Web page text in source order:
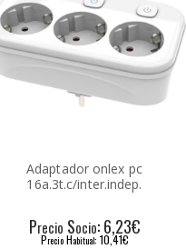
Adaptador onlex pc
16a.3t.c/inter.indep.
Precio Socio: 6,23€
PrecioHabitual: 10,41€